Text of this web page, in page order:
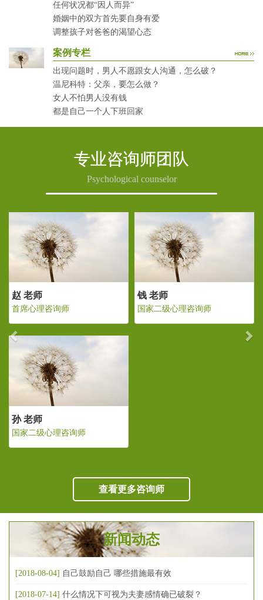
任何状况都“因人而异”
婚姻中的双方首先要自身有爱
调整孩子对爸爸的渴望心态
案例专栏
出现问题时，男人不愿跟女人沟通，怎么破？
温尼科特：父亲，要怎么做？
女人不怕男人没有钱
都是自己一个人下班回家
专业咨询师团队
Psychological counselor
理咨询师 首席心理咨询师
Previous
查看更多咨询师
新闻动态
[2018-08-04] 自己鼓励自己 哪些措施最有效
[2018-07-14] 什么情况下可视为夫妻感情确已破裂？